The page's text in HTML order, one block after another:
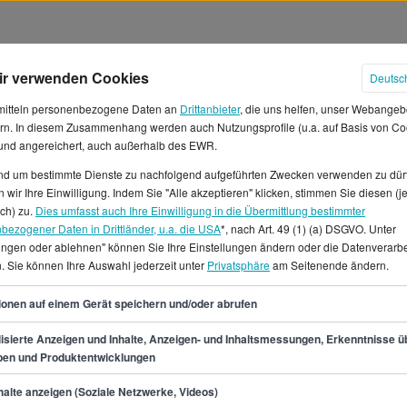
Gehälter in Leipzig
arbeitest, verdienst du
Fall 43.600 €. Das
einem Monatsgehalt von
von etwa 12 €.*In
auf StepStone.de 12
als Praktikant/in
und Werkstudentenstellen
verwenden Cookies
personenbezogene Daten an Drittanbieter, die uns helfen, unser
In diesem Zusammenhang werden auch Nutzungsprofile (u.a. auf Basis von
angereichert, auch außerhalb des EWR.
um bestimmte Dienste zu nachfolgend aufgeführten Zwecken verwenden zu
wir Ihre Einwilligung. Indem Sie "Alle akzeptieren" klicken, stimmen Sie diesen
zu. Dies umfasst auch Ihre Einwilligung in die Übermittlung bestimmter
Daten in Drittländer, u.a. die USA*, nach Art. 49 (1) (a) DSGVO. Unter
oder ablehnen" können Sie Ihre Einstellungen ändern oder die
Sie können Ihre Auswahl jederzeit unter Privatsphäream Seitenende ändern.
auf einem Gerät speichern und/oder abrufen
Anzeigen und Inhalte, Anzeigen- und Inhaltsmessungen, Erkenntnisse
und Produktentwicklungen
anzeigen (Soziale Netzwerke, Videos)